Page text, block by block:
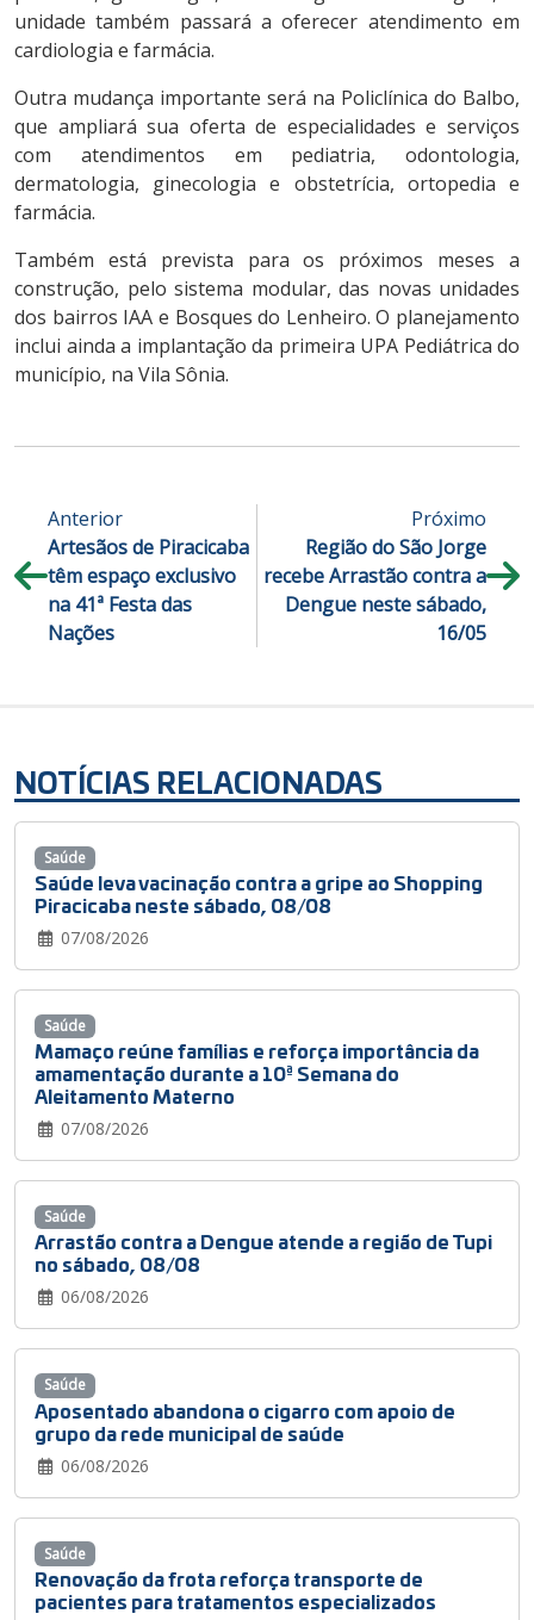
unidade também passará a oferecer atendimento em
cardiologia e farmácia.
Outra mudança importante será na Policlínica do Balbo,
que ampliará sua oferta de especialidades e serviços
com atendimentos em pediatria, odontologia,
dermatologia, ginecologia e obstetrícia, ortopedia e
farmácia.
Também está prevista para os próximos meses a
construção, pelo sistema modular, das novas unidades
dos bairros IAA e Bosques do Lenheiro. O planejamento
inclui ainda a implantação da primeira UPA Pediátrica do
município, na Vila Sônia.
Anterior
Artesãos de Piracicaba
têm espaço exclusivo
na 41ª Festa das
Nações
Próximo
Região do São Jorge
recebe Arrastão contra a
Dengue neste sábado,
16/05
NOTÍCIAS RELACIONADAS
Saúde leva vacinação contra a gripe ao Shopping
Piracicaba neste sábado, 08/08
07/08/2026
Saúde
Mamaço reúne famílias e reforça importância da
amamentação durante a 10ª Semana do
Aleitamento Materno
07/08/2026
Saúde
Arrastão contra a Dengue atende a região de Tupi
no sábado, 08/08
06/08/2026
Saúde
Aposentado abandona o cigarro com apoio de
grupo da rede municipal de saúde
06/08/2026
Saúde
Renovação da frota reforça transporte de
pacientes para tratamentos especializados
Saúde